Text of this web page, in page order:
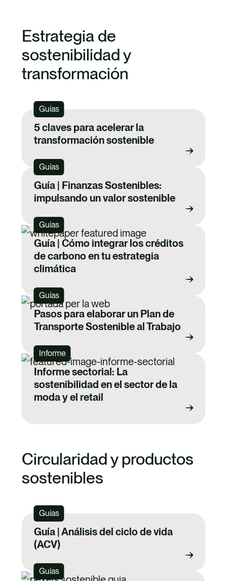
Estrategia de
sostenibilidad y
transformación
Guías
5 claves para acelerar la
transformación sostenible
Guías
Guía | Finanzas Sostenibles:
impulsando un valor sostenible
Guías
Guía | Cómo integrar los créditos
de carbono en tu estrategia
climática
Guías
Pasos para elaborar un Plan de
Transporte Sostenible al Trabajo
Informe
Informe sectorial: La
sostenibilidad en el sector de la
moda y el retail
Circularidad y productos
sostenibles
Guías
Guía | Análisis del ciclo de vida
(ACV)
Guías